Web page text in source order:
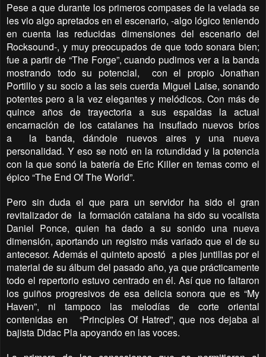
Pese a que durante los primeros compases de la velada se
les vio algo apretados en el escenario, -algo lógico teniendo
en cuenta las reducidas dimensiones del escenario del
Rocksound-, y muy preocupados de que todo sonara bien;
fue a partir de “The Forge”, cuando pudimos ver a la banda
mostrando todo su potencial, con el propio Jonathan
Portillo y su socio a las seis cuerda Miguel Laise, sonando
potentes pero a la vez elegantes y melódicos. Con más de
quince años de trayectoria a sus espaldas la actual
encarnación de los catalanes ha insuflado nuevos bríos
a la banda, dándole nuevos aires y una nueva
personalidad. Y eso se notó en la rotundidad y la potencia
con la que sonó la batería de Eric Killer en temas como el
épico “The End Of The World”.
Pero sin duda el que para un servidor ha sido el gran
revitalizador de la formación catalana ha sido su vocalista
Daniel Ponce, quien ha dado a su sonido una nueva
dimensión, aportando un registro más variado que el de su
antecesor. Además el quinteto apostó a pies juntillas por el
material de su álbum del pasado año, ya que prácticamente
todo el repertorio estuvo centrado en él. Así que no faltaron
los guiños progresivos de esa delicia sonora que es “My
Haven”, ni tampoco las melodías de corte oriental
contenidas en “Principles Of Hatred”, que nos dejaba al
bajista Didac Pla apoyando en las voces.